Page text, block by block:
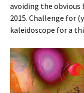
avoiding the obvious
2015. Challenge for
kaleidoscope for a